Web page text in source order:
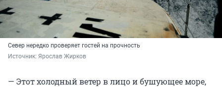
Север нередко проверяет гостей на прочность
Источник: Ярослав Жирков
— Этот холодный ветер в лицо и бушующее море,